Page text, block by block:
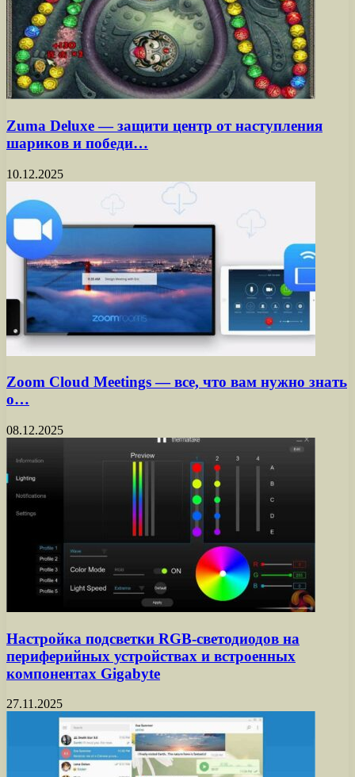
Zuma Deluxe — защити центр от наступления
шариков и победи…
10.12.2025
Zoom Cloud Meetings — все, что вам нужно знать
о…
08.12.2025
Настройка подсветки RGB-светодиодов на
периферийных устройствах и встроенных
компонентах Gigabyte
27.11.2025